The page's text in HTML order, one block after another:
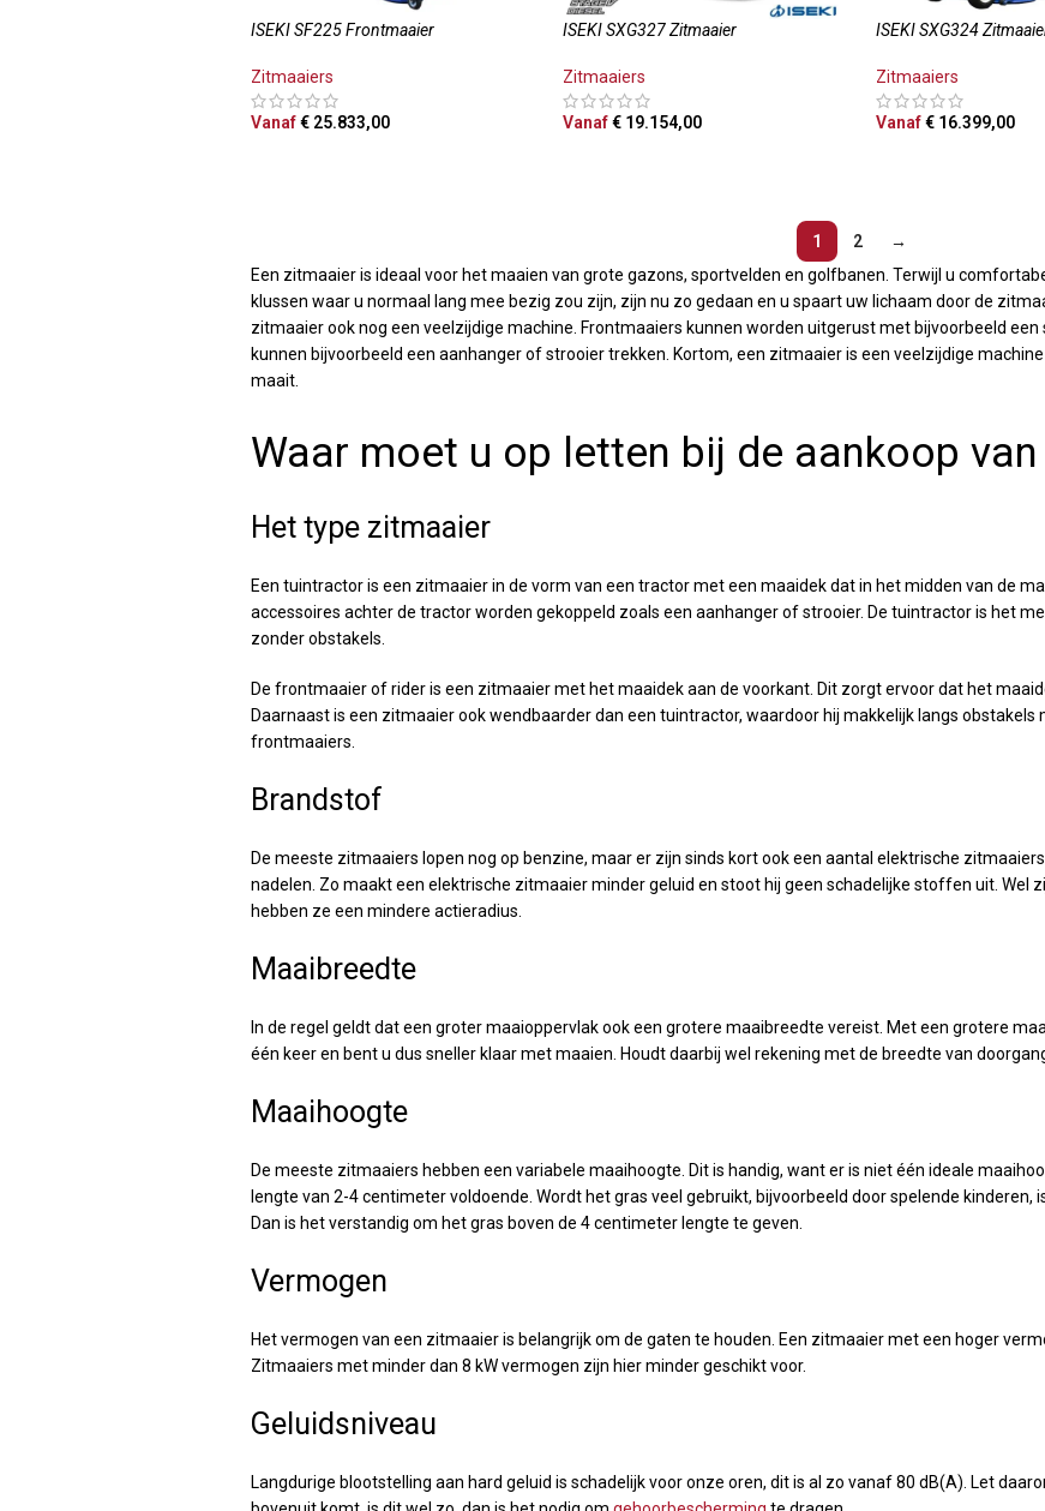
ISEKI SF225 Frontmaaier
Zitmaaiers
Vanaf €25.833,00
ISEKI SXG327 Zitmaaier
Zitmaaiers
Vanaf € 19.154,00
ISEKI SXG324
Zitmaaiers
Vanaf € 16.399,00
1 2
→
Een zitmaaier is ideaal voor het maaien van grote gazons, sportvelden en golfbanen. Terwijl u
klussen waar u normaal lang mee bezig zou zijn, zijn nu zo gedaan en u spaart uw lichaam door de
zitmaaier ook nog een veelzijdige machine. Frontmaaiers kunnen worden uitgerust met bijvoorbeeld
kunnen bijvoorbeeld een aanhanger of strooier trekken. Kortom, een zitmaaier is een veelzijdige
maait.
Waar moet u op letten bij de aankoop
Het type zitmaaier
Een tuintractor is een zitmaaier in de vorm van een tractor met een maaidek dat in het midden van de
accessoires achter de tractor worden gekoppeld zoals een aanhanger of strooier. De tuintractor is het
zonder obstakels.
De frontmaaier of rider is een zitmaaier met het maaidek aan de voorkant. Dit zorgt ervoor dat het
Daarnaast is een zitmaaier ook wendbaarder dan een tuintractor, waardoor hij makkelijk langs
frontmaaiers.
Brandstof
De meeste zitmaaiers lopen nog op benzine, maar er zijn sinds kort ook een aantal elektrische
nadelen. Zo maakt een elektrische zitmaaier minder geluid en stoot hij geen schadelijke stoffen uit. Wel
hebben ze een mindere actieradius.
Maaibreedte
In de regel geldt dat een groter maaioppervlak ook een grotere maaibreedte vereist. Met een grotere
één keer en bent u dus sneller klaar met maaien. Houdt daarbij wel rekening met de breedte van
Maaihoogte
De meeste zitmaaiers hebben een variabele maaihoogte. Dit is handig, want er is niet één ideale
lengte van 2-4 centimeter voldoende. Wordt het gras veel gebruikt, bijvoorbeeld door spelende
Dan is het verstandig om het gras boven de 4 centimeter lengte te geven.
Vermogen
Het vermogen van een zitmaaier is belangrijk om de gaten te houden. Een zitmaaier met een hoger
Zitmaaiers met minder dan 8 kW vermogen zijn hier minder geschikt voor.
Geluidsniveau
Langdurige blootstelling aan hard geluid is schadelijk voor onze oren, dit is al zo vanaf 80 dB(A). Let